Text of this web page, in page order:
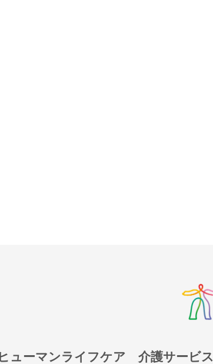
ヒューマンライフケア 介護サービス